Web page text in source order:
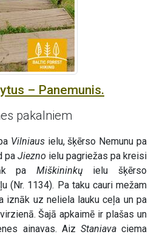
– Panemunis.
pakalniem
Vilniausielu, šķērso Nemunu pa
pa Jiezno ielu pagriežas pa kreisi
pa Miškininkų ielu šķērso
(Nr. 1134). Pa taku cauri mežam
iznāk uz neliela lauku ceļa un pa
Šajā apkaimē ir plašas un
ainavas. Aiz Staniavaciema